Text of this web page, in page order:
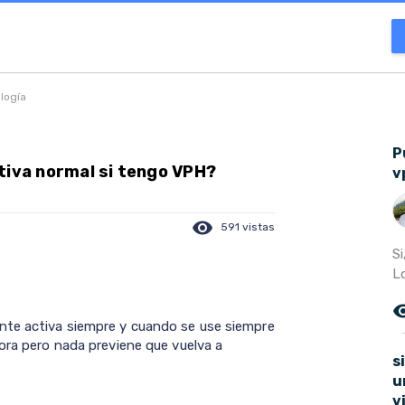
normal si tengo VPH?
visibility 591 vistas
activa siempre y cuando se use siempre
pero nada previene que vuelva a